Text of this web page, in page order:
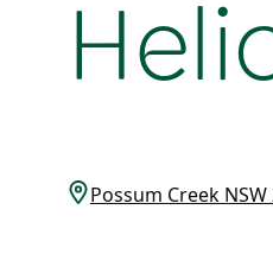
Possum Creek NSW